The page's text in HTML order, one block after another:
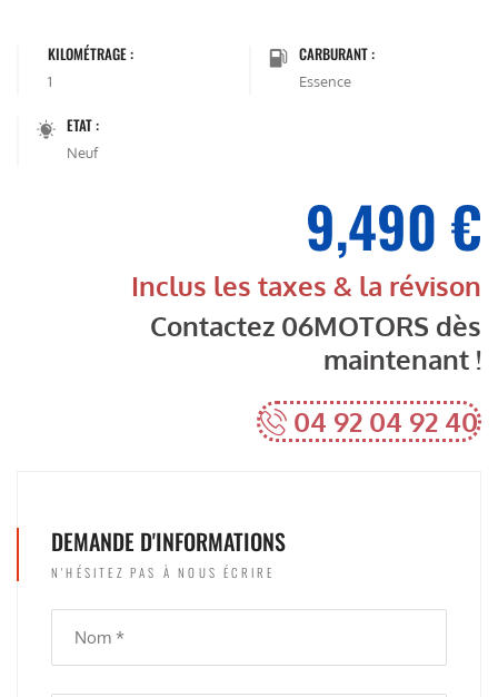
KILOMÉTRAGE :
1
CARBURANT :
Essence
ETAT :
Neuf
9,490 €
Inclus les taxes & la révison
Contactez 06MOTORS dès
maintenant !
04 92 04 92 40
DEMANDE D'INFORMATIONS
N'HÉSITEZ PAS À NOUS ÉCRIRE